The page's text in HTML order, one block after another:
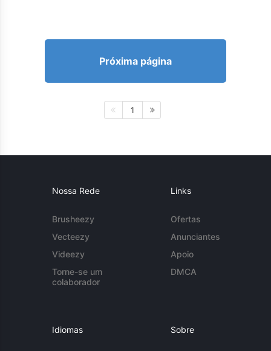
Próxima página
1
Nossa Rede
Brusheezy
Vecteezy
Videezy
Torne-se um
colaborador
Links
Ofertas
Anunciantes
Apoio
DMCA
Idiomas Sobre